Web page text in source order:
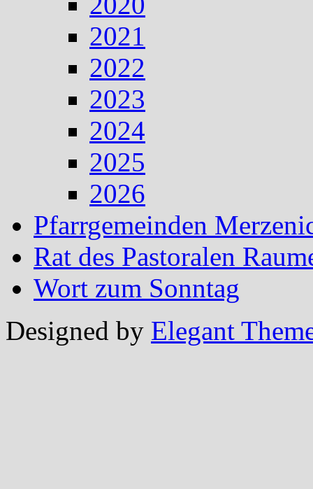
2021
2022
2023
2024
2025
2026
Pfarrgemeinden
Rat des Pastoralen
Wort zum Sonntag
Designed by Elegant